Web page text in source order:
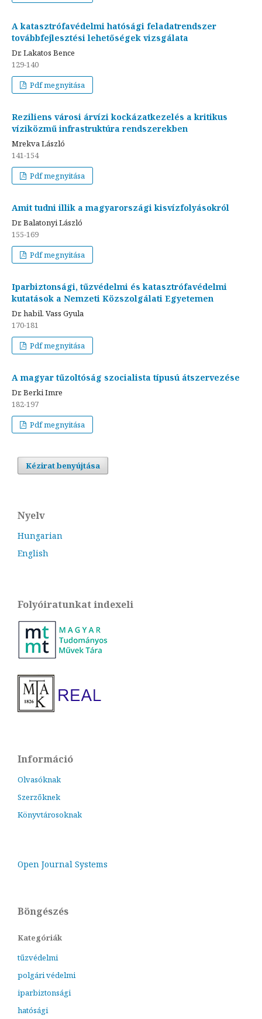
A katasztrófavédelmi hatósági feladatrendszer
továbbfejlesztési lehetőségek vizsgálata
Dr. Lakatos Bence
129-140
Pdf megnyitása
Reziliens városi árvízi kockázatkezelés a kritikus
víziközmű infrastruktúra rendszerekben
Mrekva László
141-154
Pdf megnyitása
Amit tudni illik a magyarországi kisvízfolyásokról
Dr. Balatonyi László
155-169
Pdf megnyitása
Iparbiztonsági, tűzvédelmi és katasztrófavédelmi
kutatások a Nemzeti Közszolgálati Egyetemen
Dr. habil. Vass Gyula
170-181
Pdf megnyitása
A magyar tűzoltóság szocialista típusú átszervezése
Dr. Berki Imre
182-197
Pdf megnyitása
Kézirat benyújtása
Nyelv
Hungarian
English
Folyóiratunkat indexeli
Információ
Olvasóknak
Szerzőknek
Könyvtárosoknak
Open Journal Systems
Böngészés
Kategóriák
tűzvédelmi
polgári védelmi
iparbiztonsági
hatósági